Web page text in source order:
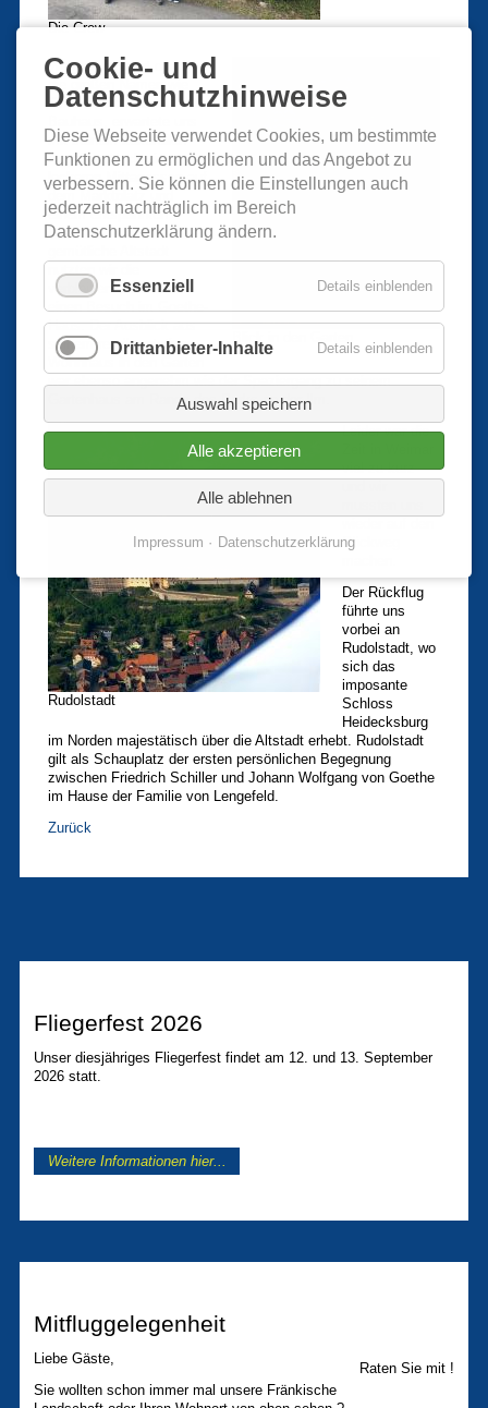
Die Crew
Weimar, geprägt durch
die großen Namen wie
Goethe, Schiller und das
mit seinem kulturellen
Angebot. Nach einem
leckeren Mittagessen auf
einem entspannten
Bummel durch die
verbleibende Zeit für
Haus. Der Ausblick aus
seinem repräsentativen
Wohnhaus in den Garten
Gartenhaus am Rande des Parks an der Ilm.
Rudolstadt
Leider war die
viel zu kurz
Rückweg
Der Rückflug
führte uns
vorbei an
Rudolstadt, wo
sich das
imposante
Schloss
Heidecksburg
im Norden majestätisch über die Altstadt erhebt. Rudolstadt
gilt als Schauplatz der ersten persönlichen Begegnung
zwischen Friedrich Schiller und Johann Wolfgang von Goethe
im Hause der Familie von Lengefeld.
Zurück
Fliegerfest 2026
Unser diesjähriges Fliegerfest findet am 12. und 13. September
2026 statt.
Weitere Informationen hier...
Mitfluggelegenheit
Raten Sie mit !
Liebe Gäste,
Sie wollten schon immer mal unsere Fränkische
Cookie- und
Datenschutzhinweise
Diese Webseite verwendet Cookies, um bestimmte
Funktionen zu ermöglichen und das Angebot zu
verbessern. Sie können die Einstellungen auch
jederzeit nachträglich im Bereich
Datenschutzerklärung ändern.
Essenziell Details einblenden
Drittanbieter-Inhalte Details einblenden
Auswahl speichern
Alle akzeptieren
Alle ablehnen
Impressum Datenschutzerklärung